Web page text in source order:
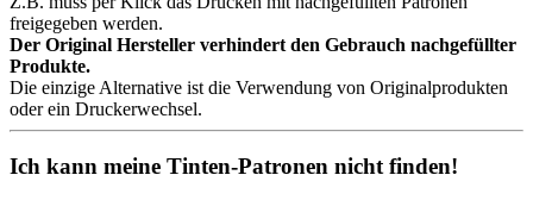
freigegeben werden.
Der Original Hersteller verhindert den Gebrauch nachgefüllter
Produkte.
Die einzige Alternative ist die Verwendung von Originalprodukten
oder ein Druckerwechsel.
Ich kann meine Tinten-Patronen nicht finden!